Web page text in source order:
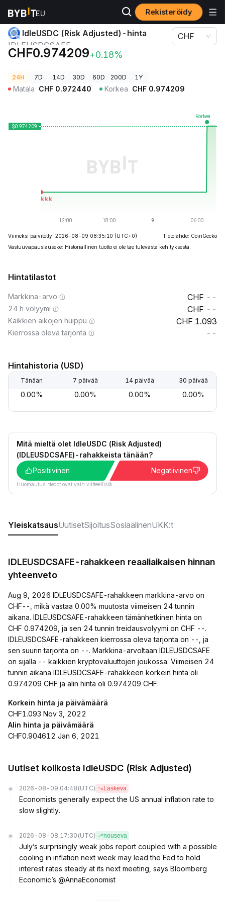
Rekisteröidy
Kryptohinnat IdleUSDC (Risk Adjusted)-hinta IDLEUSDCSAFE
IdleUSDC (Risk Adjusted)-hinta
IDLEUSDCSAFE
CHF0.974209+0.18%
CHF
24H 7D 14D 30D 60D 200D 1Y
Matala CHF 0.972440 Korkea CHF 0.974209
Viimeksi päivitetty: 2026-08-09 08:35:10 (UTC+0)
Tietolähde: CoinGecko
Vastuuvapauslauseke: Historiallinen tuotto ei ole tae tulevasta kehityksestä.
Hintatilastot
Markkina-arvo --
24 h volyymi --
Kaikkien aikojen huippu 1.093
Kierrossa oleva tarjonta --
Hintahistoria (USD)
Tänään 7 päivää 14 päivää 30 päivää
0.00% 0.00% 0.00% 0.00%
Mitä mieltä olet IdleUSDC (Risk Adjusted)
(IDLEUSDCSAFE)-rahakkeista tänään?
Positiivinen
Negatiivinen
Huomautus: tiedot ovat vain viitteellisiä.
YleiskatsausUutisetSijoitusSosiaalinenUKK:t
IDLEUSDCSAFE-rahakkeen reaaliaikaisen hinnan
yhteenveto
Aug 9, 2026 IDLEUSDCSAFE-rahakkeen markkina-arvo on
CHF--, mikä vastaa 0.00% muutosta viimeisen 24 tunnin
aikana. IDLEUSDCSAFE-rahakkeen tämänhetkinen hinta on
CHF 0.974209, ja sen 24 tunnin treidausvolyymi on CHF --.
IDLEUSDCSAFE-rahakkeen kierrossa oleva tarjonta on --, ja
sen suurin tarjonta on --. Markkina-arvoltaan IDLEUSDCSAFE
on sijalla -- kaikkien kryptovaluuttojen joukossa. Viimeisen 24
tunnin aikana IDLEUSDCSAFE-rahakkeen korkein hinta oli
0.974209 CHF ja alin hinta oli 0.974209 CHF.
Korkein hinta ja päivämäärä
CHF1.093 Nov 3, 2022
Alin hinta ja päivämäärä
CHF0.904612 Jan 6, 2021
Uutiset kolikosta IdleUSDC (Risk Adjusted)
2026-08-09 04:48 (UTC) Laskeva
Economists generally expect the US annual inflation rate to
slow slightly.
2026-08-08 17:30 (UTC) nouseva
July’s surprisingly weak jobs report coupled with a possible
cooling in inflation next week may lead the Fed to hold
interest rates steady at its next meeting, says Bloomberg
Economic’s @AnnaEconomist